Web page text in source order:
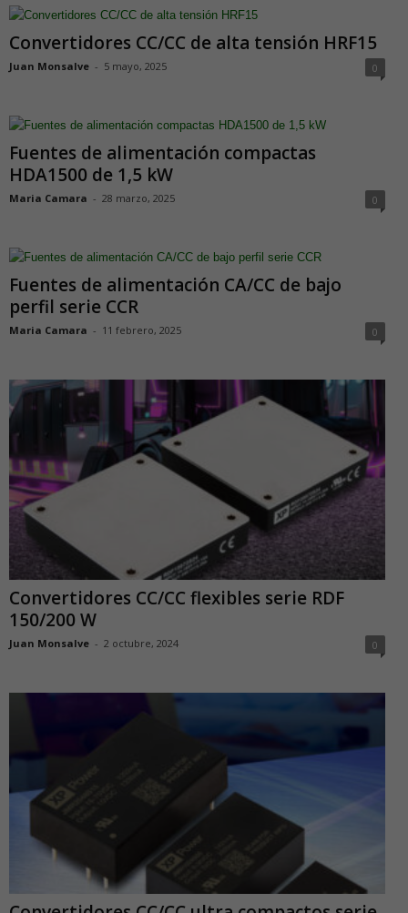
Convertidores CC/CC de alta tensión HRF15
Juan Monsalve - 5 mayo, 2025 0
Fuentes de alimentación compactas
HDA1500 de 1,5 kW
Maria Camara - 28 marzo, 2025 0
Fuentes de alimentación CA/CC de bajo
perfil serie CCR
Maria Camara - 11 febrero, 2025 0
Convertidores CC/CC flexibles serie RDF
150/200 W
Juan Monsalve - 2 octubre, 2024 0